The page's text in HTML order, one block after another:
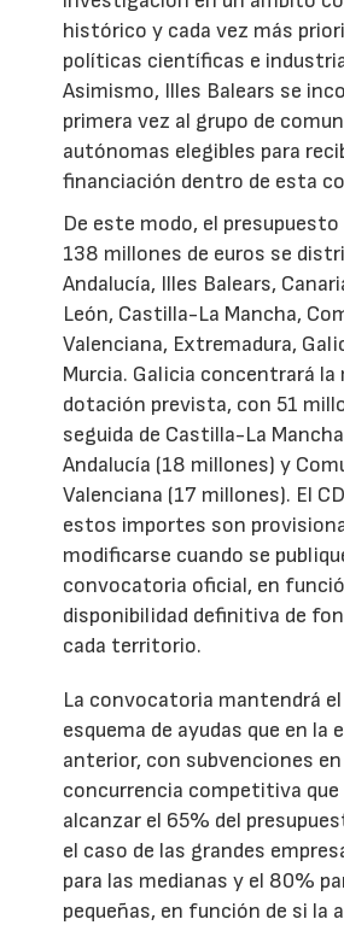
histórico y cada vez más
políticas científicas e
Asimismo, Illes Balears se
primera vez al grupo de
autónomas elegibles para
financiación dentro de esta
De este modo, el
138 millones de euros se
Andalucía, Illes Balears,
León, Castilla-La Mancha,
Valenciana, Extremadura,
Murcia. Galicia concentrará la
dotación prevista, con 51
seguida de Castilla-La
Andalucía (18 millones) y
Valenciana (17 millones). El
estos importes son
modificarse cuando se
convocatoria oficial, en
disponibilidad definitiva de
cada territorio.
La convocatoria mantendrá
esquema de ayudas que en la
anterior, con subvenciones
concurrencia competitiva que
alcanzar el 65% del
el caso de las grandes
para las medianas y el 80%
pequeñas, en función de si la